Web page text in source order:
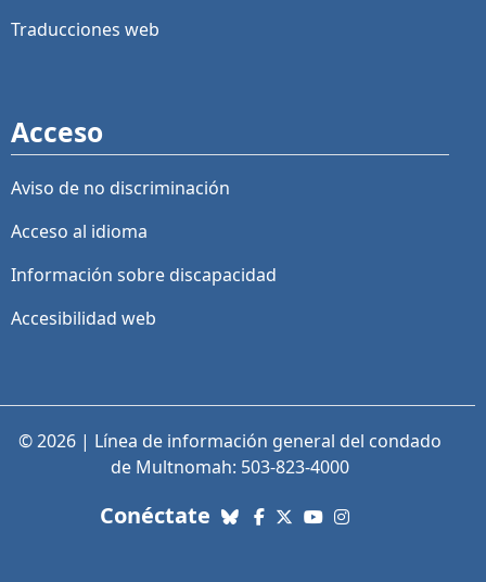
Traducciones web
Acceso
Aviso de no discriminación
Acceso al idioma
Información sobre discapacidad
Accesibilidad web
© 2026 | Línea de información general del condado
de Multnomah: 503-823-4000
Conéctate con nosotros. Enlaces a
Bluesky
Facebook
X (Twitter)
YouTube
Instagram